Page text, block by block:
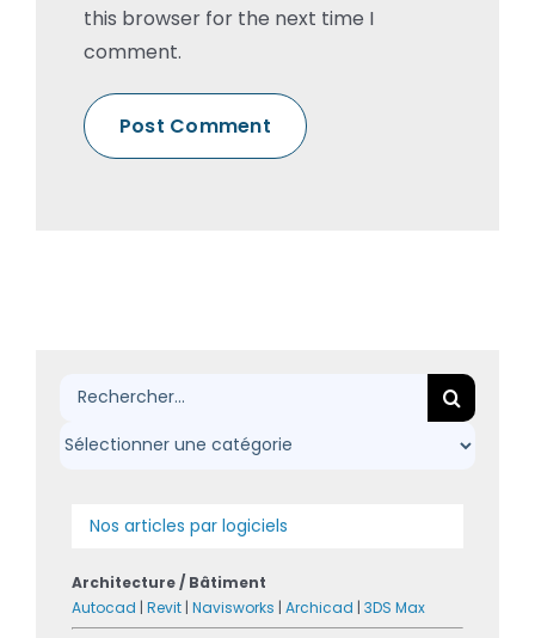
this browser for the next time I
comment.
Rechercher:
Nos articles par logiciels
Architecture / Bâtiment
Autocad | Revit | Navisworks | Archicad | 3DS Max